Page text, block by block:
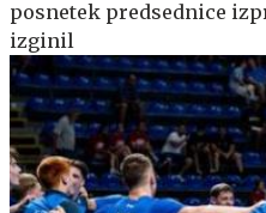
posnetek predsednice
izginil